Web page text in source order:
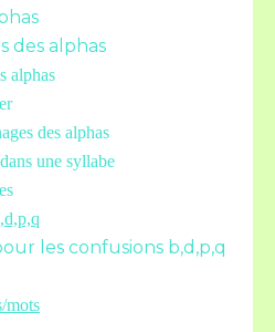
des alphas
alphas
des alphas
une syllabe
les confusions b,d,p,q
mots